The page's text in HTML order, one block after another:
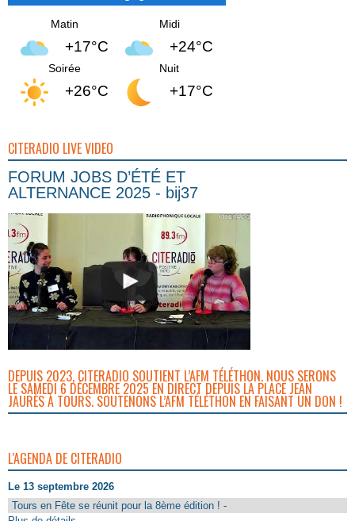
Matin
+17°C
Midi
+24°C
Soirée
+26°C
Nuit
+17°C
CITERADIO LIVE VIDEO
FORUM JOBS D’ÉTÉ ET
ALTERNANCE 2025 - bij37
DEPUIS 2023, CITERADIO SOUTIENT L’AFM TÉLÉTHON. NOUS SERONS
LE SAMEDI 6 DÉCEMBRE 2025 EN DIRECT DEPUIS LA PLACE JEAN
JAURÈS À TOURS. SOUTENONS L’AFM TÉLÉTHON EN FAISANT UN DON !
L'AGENDA DE CITERADIO
Le 13 septembre 2026
Tours en Fête se réunit pour la 8ème édition ! -